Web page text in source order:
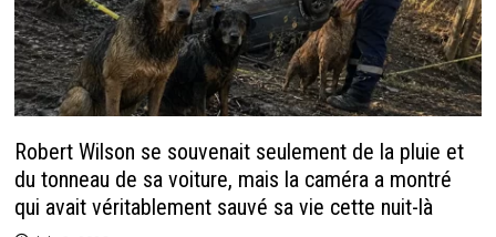
Robert Wilson se souvenait seulement de la pluie et
du tonneau de sa voiture, mais la caméra a montré
qui avait véritablement sauvé sa vie cette nuit-là